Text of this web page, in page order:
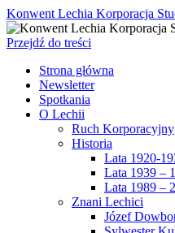
Konwent Lechia Korporacja
Przejdź do treści
Strona główna
Newsletter
Spotkania
O Lechii
Ruch Korporacyjny
Historia
Lata 1920-
Lata 1939 –
Lata 1989 –
Znani Lechici
Józef